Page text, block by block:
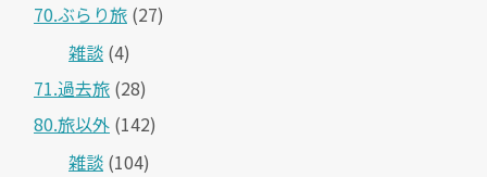
70.ぶらり旅 (27)
雑談 (4)
71.過去旅 (28)
80.旅以外 (142)
雑談 (104)